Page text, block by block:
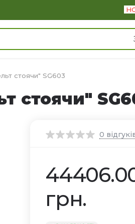
стоячи" SG603
стоячи"
0
грн.